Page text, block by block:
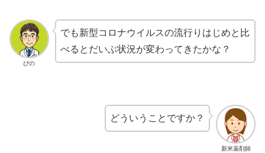
ぴの
でも新型コロナウイルスの流行りはじめと比
べるとだいぶ状況が変わってきたかな？
新米薬剤師
どういうことですか？